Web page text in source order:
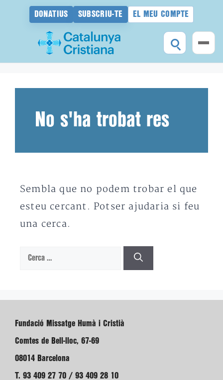
DONATIUS SUBSCRIU-TE EL MEU COMPTE
No s'ha trobat res
Sembla que no podem trobar el que
esteu cercant. Potser ajudaria si feu
una cerca.
Cerca:
Fundació Missatge Humà i Cristià
Comtes de Bell-lloc, 67-69
08014 Barcelona
T. 93 409 27 70 / 93 409 28 10